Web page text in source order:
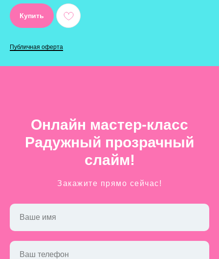
Купить
Публичная оферта
Онлайн мастер-класс
Радужный прозрачный
слайм!
Закажите прямо сейчас!
Ваше имя
Ваш телефон